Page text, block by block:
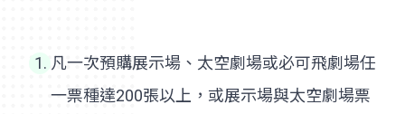
凡一次預購展示場、太空劇場或必可飛劇場任
一票種達200張以上，或展示場與太空劇場票